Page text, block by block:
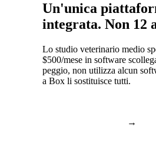
Un'unica
integrata. Non 12
Lo studio veterinario medio
$500/mese in software
peggio, non utilizza alcun
a Box li sostituisce tutti.
→